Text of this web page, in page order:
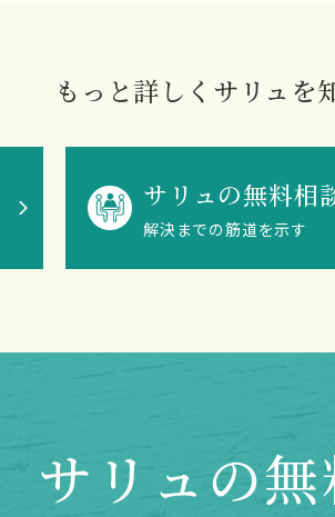
もっと詳しくサリュを
サリュの無料相
解決までの筋道を示す
サリュの